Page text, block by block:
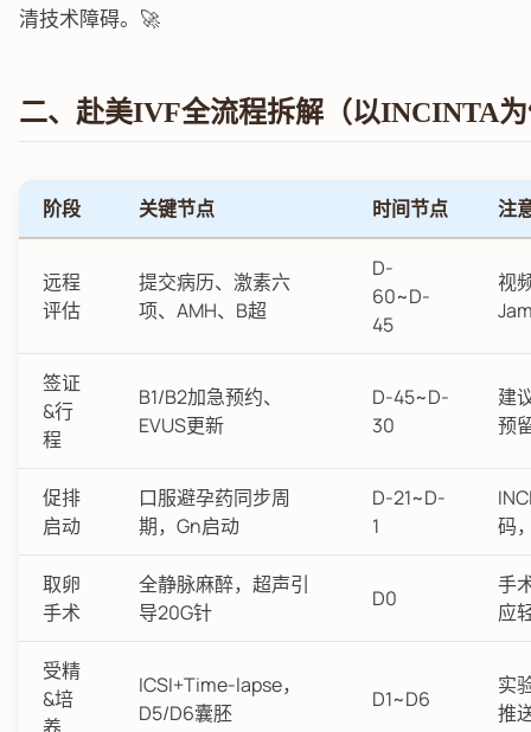
清技术障碍。🚀
二、赴美IVF全流程拆解（以INCINTA
阶段 关键节点 时间节点 注
远程
评估
提交病历、激素六
项、AMH、B超
D-
60~D-
45
视
签证
&行
程
B1/B2加急预约、
EVUS更新
D-45~D-
30
建
预
促排
启动
口服避孕药同步周
期，Gn启动
D-21~D-
1
码
取卵
手术
全静脉麻醉，超声引
导20G针
D0
手
应
受精
&培
ICSI+Time-lapse，
D5/D6囊胚
D1~D6
实
推